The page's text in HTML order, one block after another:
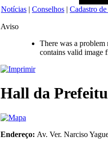
Notícias | Conselhos | Cadastro
Aviso
There was a problem
contains valid image
Hall da
Endereço: Av. Ver. Narciso